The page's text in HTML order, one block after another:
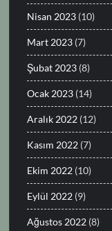
Nisan 2023 (10)
Mart 2023 (7)
Şubat 2023 (8)
Ocak 2023 (14)
Aralık 2022 (12)
Kasım 2022 (7)
Ekim 2022 (10)
Eylül 2022 (9)
Ağustos 2022 (8)